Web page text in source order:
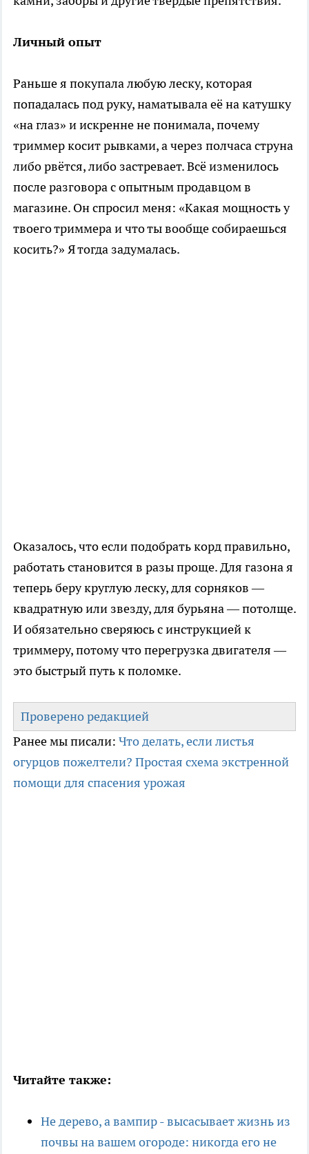
Личный опыт
Раньше я покупала любую леску, которая
попадалась под руку, наматывала её на катушку
«на глаз» и искренне не понимала, почему
триммер косит рывками, а через полчаса струна
либо рвётся, либо застревает. Всё изменилось
после разговора с опытным продавцом в
магазине. Он спросил меня: «Какая мощность у
твоего триммера и что ты вообще собираешься
косить?» Я тогда задумалась.
Оказалось, что если подобрать корд правильно,
работать становится в разы проще. Для газона я
теперь беру круглую леску, для сорняков —
квадратную или звезду, для бурьяна — потолще.
И обязательно сверяюсь с инструкцией к
триммеру, потому что перегрузка двигателя —
это быстрый путь к поломке.
Проверено редакцией
Ранее мы писали: Что делать, если листья
огурцов пожелтели? Простая схема экстренной
помощи для спасения урожая
Читайте также:
Не дерево, а вампир - высасывает жизнь из
почвы на вашем огороде: никогда его не